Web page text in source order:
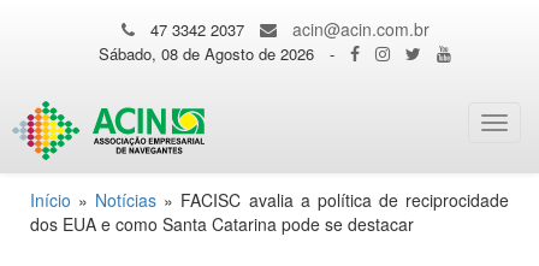
47 3342 2037 acin@acin.com.br
Sábado, 08 de Agosto de 2026 -
Início » Notícias » FACISC avalia a política de reciprocidade
dos EUA e como Santa Catarina pode se destacar